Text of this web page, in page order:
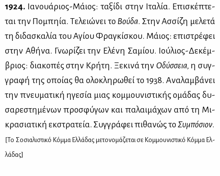
1924. Ια­νουά­ριος-Μάιος: τα­ξί­δι στην Ιτα­λία. Επι­σκέ­πτε­
ται την Πο­μπη­ία. Τε­λειώ­νει το Βού­δα. Στην Ασ­σί­ζη με­λε­τά
τη δι­δα­σκα­λία του Αγί­ου Φρα­γκί­σκου. Μάιος: επι­στρέ­φει
στην Αθή­να. Γνω­ρί­ζει την Ελέ­νη Σα­μί­ου. Ιού­λιος-Δε­κέμ­
βριος: δια­κο­πές στην Κρή­τη. Ξε­κι­νά την Οδύσ­σεια, η συγ­
γρα­φή της οποί­ας θα ολο­κλη­ρω­θεί το 1938. Ανα­λαμ­βά­νει
την πνευ­μα­τι­κή ηγε­σία μιας κομ­μου­νι­στι­κής ομά­δας δυ­
σα­ρε­στη­μέ­νων προ­σφύ­γων και πα­λαι­μά­χων από τη Μι­
κρα­σια­τι­κή εκ­στρα­τεία. Συγ­γρά­φει πι­θα­νώς το Συ­μπό­σιον.
[Το Σο­σια­λι­στι­κό Κόμ­μα Ελ­λά­δας με­το­νο­μά­ζε­ται σε Κομ­μου­νι­στι­κό Κόμ­μα Ελ­
λά­δας]